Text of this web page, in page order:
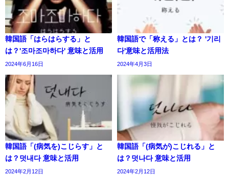
韓国語「はらはらする」と
は？'조마조마하다' 意味と活用
2024年6月16日
韓国語で「称える」とは？ '기리
다'意味と活用法
2024年4月3日
韓国語「(病気を)こじらす」と
は？덧내다 意味と活用
2024年2月12日
韓国語「(病気が)こじれる」と
は？덧나다 意味と活用
2024年2月12日